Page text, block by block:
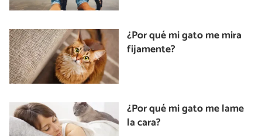
¿Por qué mi gato me mira
fijamente?
¿Por qué mi gato me lame
la cara?